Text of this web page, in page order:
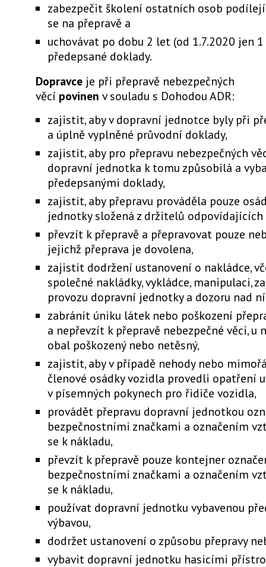
zabezpečit školení ostatních osob
se na přepravě a
uchovávat po dobu 2 let (od 1.7.2020 jen
předepsané doklady.
Dopravce je při přepravě nebezpečných
věcí povinen v souladu s Dohodou ADR:
zajistit, aby v dopravní jednotce byly při
a úplně vyplněné průvodní doklady,
zajistit, aby pro přepravu nebezpečných
dopravní jednotka k tomu způsobilá a
předepsanými doklady,
zajistit, aby přepravu prováděla pouze
jednotky složená z držitelů odpovídajících
převzít k přepravě a přepravovat pouze
jejichž přeprava je dovolena,
zajistit dodržení ustanovení o nakládce,
společné nakládky, vykládce, manipulaci,
provozu dopravní jednotky a dozoru nad
zabránit úniku látek nebo poškození
a nepřevzít k přepravě nebezpečné věci, u
obal poškozený nebo netěsný,
zajistit, aby v případě nehody nebo
členové osádky vozidla provedli opatření
v písemných pokynech pro řidiče vozidla,
provádět přepravu dopravní jednotkou
bezpečnostními značkami a označením
se k nákladu,
převzít k přepravě pouze kontejner
bezpečnostními značkami a označením
se k nákladu,
používat dopravní jednotku vybavenou
výbavou,
dodržet ustanovení o způsobu přepravy
vybavit dopravní jednotku hasicími